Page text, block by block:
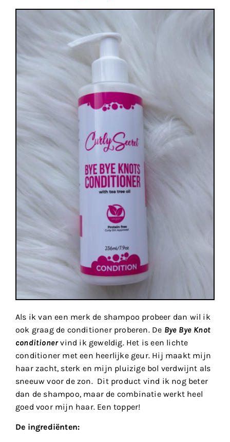
Als ik van een merk de shampoo probeer dan wil ik
ook graag de conditioner proberen. De Bye Bye Knot
conditionervind ik geweldig. Het is een lichte
conditioner met een heerlijke geur. Hij maakt mijn
haar zacht, sterk en mijn pluizige bol verdwijnt als
sneeuw voor de zon. Dit product vind ik nog beter
dan de shampoo, maar de combinatie werkt heel
goed voor mijn haar. Een topper!
De ingrediënten: